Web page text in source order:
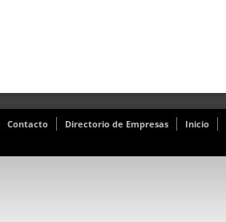
Contacto Directorio de Empresas Inicio